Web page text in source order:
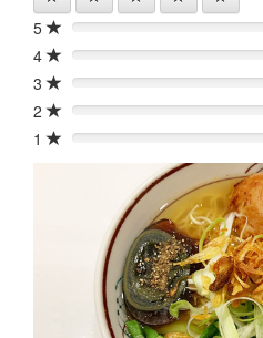
5 0%
4
0%
3
0%
2
0%
1
0%